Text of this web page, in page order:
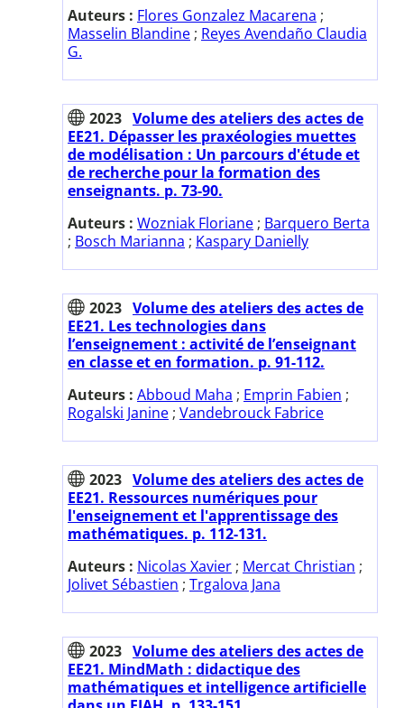
Auteurs : Flores Gonzalez Macarena ;
Masselin Blandine ; Reyes Avendaño Claudia
G.
2023 Volume des ateliers des actes de
EE21. Dépasser les praxéologies muettes
de modélisation : Un parcours d'étude et
de recherche pour la formation des
enseignants. p. 73-90.
Auteurs : Wozniak Floriane ; Barquero Berta
; Bosch Marianna ; Kaspary Danielly
2023 Volume des ateliers des actes de
EE21. Les technologies dans
l’enseignement : activité de l’enseignant
en classe et en formation. p. 91-112.
Auteurs : Abboud Maha ; Emprin Fabien ;
Rogalski Janine ; Vandebrouck Fabrice
2023 Volume des ateliers des actes de
EE21. Ressources numériques pour
l'enseignement et l'apprentissage des
mathématiques. p. 112-131.
Auteurs : Nicolas Xavier ; Mercat Christian ;
Jolivet Sébastien ; Trgalova Jana
2023 Volume des ateliers des actes de
EE21. MindMath : didactique des
mathématiques et intelligence artificielle